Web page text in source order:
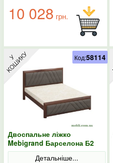
10 028 грн.
Двоспальне ліжко
Mebigrand Барселона Б2
Горіх темний/Аляска 97
Детальніше...
Код:58114